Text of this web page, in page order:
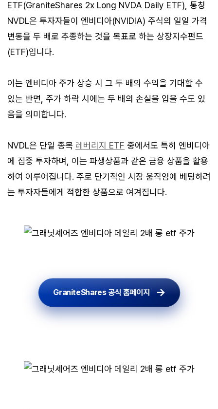
ETF(GraniteShares 2x Long NVDA Daily ETF), 통칭
NVDL은 투자자들이 엔비디아(NVIDIA) 주식의 일일 가격
변동을 두 배로 추종하는 것을 목표로 하는 상장지수펀드
(ETF)입니다.
이는 엔비디아 주가 상승 시 그 두 배의 수익을 기대할 수
있는 반면, 주가 하락 시에는 두 배의 손실을 입을 수도 있
음을 의미합니다.
NVDL은 단일 종목 레버리지 ETF 중에서도 특히 엔비디아
에 집중 투자하며, 이는 파생상품과 같은 금융 상품을 활용
하여 이루어집니다. 주로 단기적인 시장 움직임에 베팅하려
는 투자자들에게 적합한 상품으로 여겨집니다.
GraniteShares 공식 홈페이지
GraniteShares 공식 홈페이지